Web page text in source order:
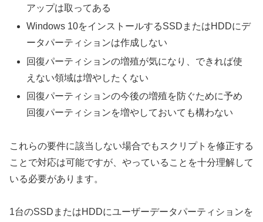
アップは取ってある
Windows 10をインストールするSSDまたはHDDにデ
ータパーティションは作成しない
回復パーティションの増殖が気になり、できれば使
えない領域は増やしたくない
回復パーティションの今後の増殖を防ぐために予め
回復パーティションを増やしておいても構わない
これらの要件に該当しない場合でもスクリプトを修正する
ことで対応は可能ですが、やっていることを十分理解して
いる必要があります。
1台のSSDまたはHDDにユーザーデータパーティションを